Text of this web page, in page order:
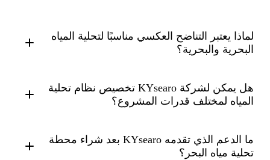
لماذا يعتبر التناضح العكسي مناسبًا لتحلية المياه
البحرية والبحرية؟
هل يمكن لشركة KYsearo تخصيص نظام تحلية
المياه لمختلف قدرات المشروع؟
ما الدعم الذي تقدمه KYsearo بعد شراء محطة
تحلية مياه البحر؟